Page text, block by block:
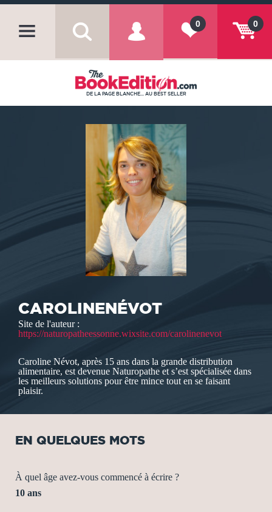
0
0
DE LA PAGE BLANCHE... AU BEST SELLER
CAROLINENÉVOT
Site de l'auteur :
https://naturopatheessonne.wixsite.com/carolinenevot
Caroline Névot, après 15 ans dans la grande distribution
alimentaire, est devenue Naturopathe et s’est spécialisée dans
les meilleurs solutions pour être mince tout en se faisant
plaisir.
EN QUELQUES MOTS
À quel âge avez-vous commencé à écrire ?
10 ans